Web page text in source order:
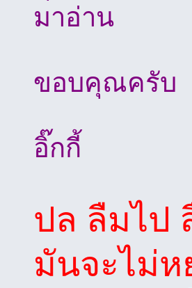
มาอ่าน
ขอบคุณครับ
อิ๊กกี้
ปล ลืมไป
มันจะไม่ห